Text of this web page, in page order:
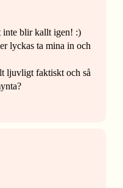
inte blir kallt igen! :)
lyckas ta mina in och
ljuvligt faktiskt och så